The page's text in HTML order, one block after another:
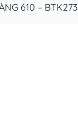
610 – BTK273